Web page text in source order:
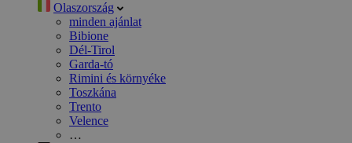
Olaszország
minden ajánlat
Bibione
Dél-Tirol
Garda-tó
Rimini és környéke
Toszkána
Trento
Velence
…